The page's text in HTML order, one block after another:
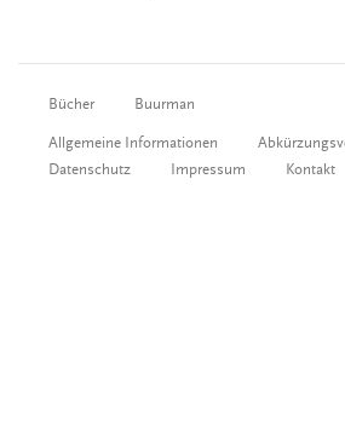
Bücher Buurman
Allgemeine Informationen
Datenschutz
Impressum Kontakt